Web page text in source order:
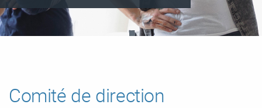
Comité de direction